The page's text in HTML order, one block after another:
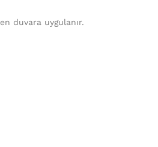
duvara uygulanır.